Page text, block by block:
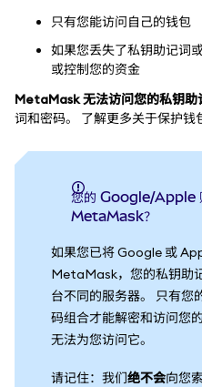
只有您能访问自己的钱包
如果您丢失了私钥助记词
或控制您的资金
MetaMask 无法访问您的私钥助
词和密码。 了解更多关于保护钱
您的 Google/Apple 账户是否已关联到
MetaMask？
如果您已将 Google 或
MetaMask，您的私钥助
台不同的服务器。 只有
码组合才能解密和访问您
无法为您访问它。
请记住：我们绝不会向您